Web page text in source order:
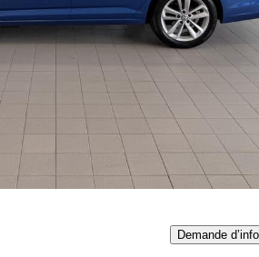
455 km
Bonne
Occasion
Demande d’info